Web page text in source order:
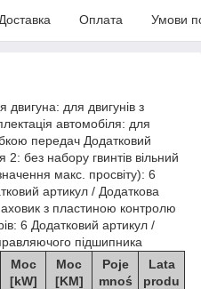
Доставка Оплата Умови
для двигунів з
автомобіля: для
передач Додатковий
без набору гвинтів вільний
макс. просвіту): 6
артикул / Додаткова
з пластиною контролю
6 Додатковий артикул /
підшипника
Moc
[kW]
Moc
[KM]
Poje
mnoś
Lata
produ